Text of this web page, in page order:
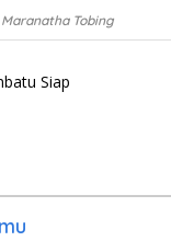
Tobing
Siap